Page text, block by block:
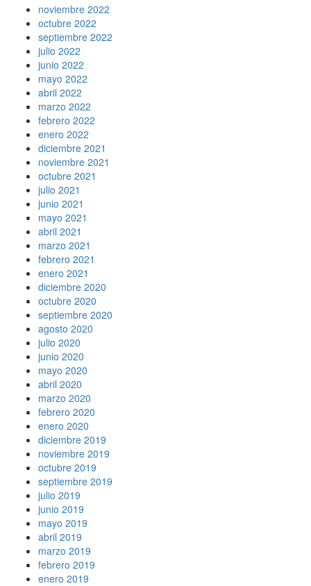
noviembre 2022
octubre 2022
septiembre 2022
julio 2022
junio 2022
mayo 2022
abril 2022
marzo 2022
febrero 2022
enero 2022
diciembre 2021
noviembre 2021
octubre 2021
julio 2021
junio 2021
mayo 2021
abril 2021
marzo 2021
febrero 2021
enero 2021
diciembre 2020
octubre 2020
septiembre 2020
agosto 2020
julio 2020
junio 2020
mayo 2020
abril 2020
marzo 2020
febrero 2020
enero 2020
diciembre 2019
noviembre 2019
octubre 2019
septiembre 2019
julio 2019
junio 2019
mayo 2019
abril 2019
marzo 2019
febrero 2019
enero 2019